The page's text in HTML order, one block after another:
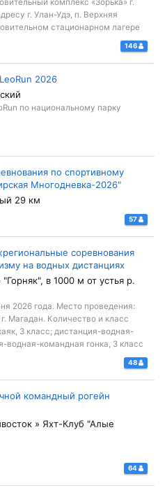
комплекс «Зорька» г.
г. Улан-Удэ, п. Верхняя
стационарном лагере
146
2026
по национальному парку
по спортивному
Многодневка-2026"
29 км
57
соревнования
на водных дистанциях
в 1000 м от устья р.
2026 года. Место проведения:
Магадан. Количество и класс
3 класс; дистанция-водная-
водная-командная гонка, 3 класс
48
командный рогейн
» Яхт-Клуб "Алые
64